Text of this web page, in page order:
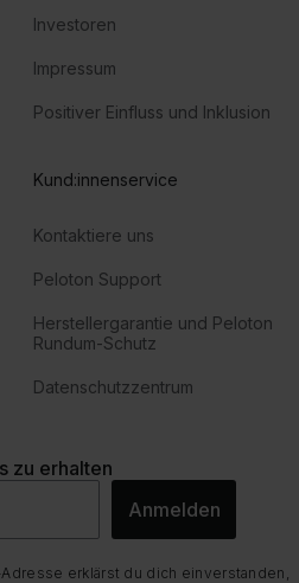
Investoren
Impressum
Positiver Einfluss und Inklusion
Kund:innenservice
Kontaktiere uns
Peloton Support
Herstellergarantie und Peloton
Rundum-Schutz
Datenschutzzentrum
zu erhalten
Anmelden
erklärst du dich einverstanden,